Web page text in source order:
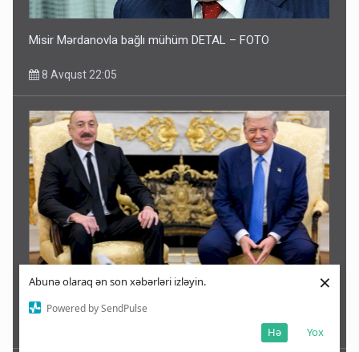
Abunə olaraq ən son xəbərləri izləyin.
Powered by SendPulse
Yox
Hə
×
Misir Mərdanovla bağlı mühüm DETAL – FOTO
8 Avqust 22:05
Prezident İlham Əliyev Donald Trampa məktub ünvanladı